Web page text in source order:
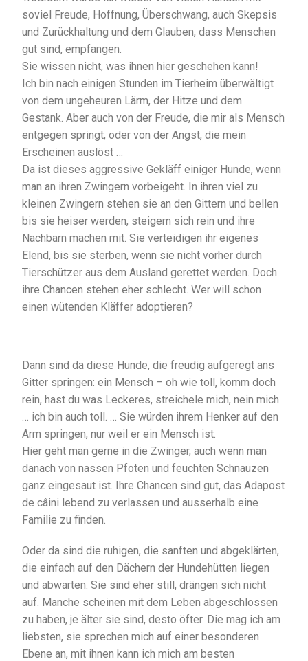
soviel Freude, Hoffnung, Überschwang, auch Skepsis
und Zurückhaltung und dem Glauben, dass Menschen
gut sind, empfangen.
Sie wissen nicht, was ihnen hier geschehen kann!
Ich bin nach einigen Stunden im Tierheim überwältigt
von dem ungeheuren Lärm, der Hitze und dem
Gestank. Aber auch von der Freude, die mir als Mensch
entgegen springt, oder von der Angst, die mein
Erscheinen auslöst …
Da ist dieses aggressive Gekläff einiger Hunde, wenn
man an ihren Zwingern vorbeigeht. In ihren viel zu
kleinen Zwingern stehen sie an den Gittern und bellen
bis sie heiser werden, steigern sich rein und ihre
Nachbarn machen mit. Sie verteidigen ihr eigenes
Elend, bis sie sterben, wenn sie nicht vorher durch
Tierschützer aus dem Ausland gerettet werden. Doch
ihre Chancen stehen eher schlecht. Wer will schon
einen wütenden Kläffer adoptieren?
Dann sind da diese Hunde, die freudig aufgeregt ans
Gitter springen: ein Mensch – oh wie toll, komm doch
rein, hast du was Leckeres, streichele mich, nein mich
… ich bin auch toll. … Sie würden ihrem Henker auf den
Arm springen, nur weil er ein Mensch ist.
Hier geht man gerne in die Zwinger, auch wenn man
danach von nassen Pfoten und feuchten Schnauzen
ganz eingesaut ist. Ihre Chancen sind gut, das Adapost
de câini lebend zu verlassen und ausserhalb eine
Familie zu finden.
Oder da sind die ruhigen, die sanften und abgeklärten,
die einfach auf den Dächern der Hundehütten liegen
und abwarten. Sie sind eher still, drängen sich nicht
auf. Manche scheinen mit dem Leben abgeschlossen
zu haben, je älter sie sind, desto öfter. Die mag ich am
liebsten, sie sprechen mich auf einer besonderen
Ebene an, mit ihnen kann ich mich am besten